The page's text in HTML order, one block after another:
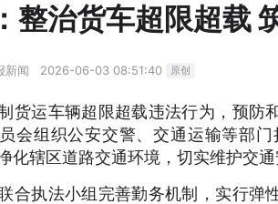
整治货车超限超载
新闻 2026-06-03 08:51:40 原创
货运车辆超限超载违法行为，预防
会组织公安交警、交通运输等部
化辖区道路交通环境，切实维护交
合执法小组完善勤务机制，实行弹